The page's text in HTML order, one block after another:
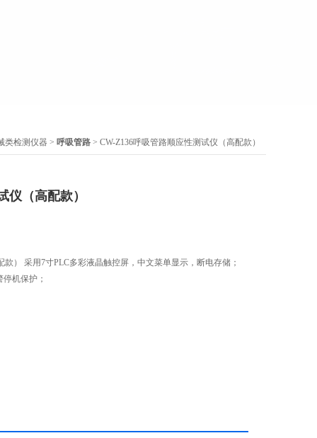
类检测仪器 > 呼吸管路 > CW-Z136呼吸管路顺应性测试仪（高配款）
仪（高配款）
） 采用7寸PLC多彩液晶触控屏，中文菜单显示，断电存储；
机保护；